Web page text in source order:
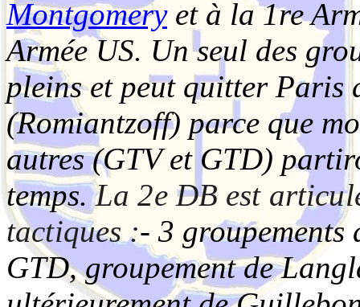
Montgomeryet à la 1re
Armée US. Un seul des
pleins et peut quitter Paris
(Romiantzoff) parce que
autres (GTV et GTD)
temps. La 2e DB est
tactiques :- 3
GTD, groupement de